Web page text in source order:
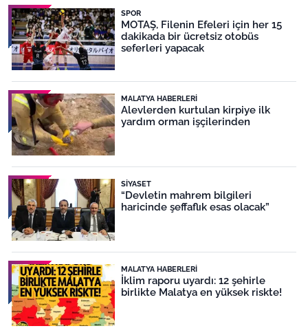
SPOR
MOTAŞ, Filenin Efeleri için her 15
dakikada bir ücretsiz otobüs
seferleri yapacak
MALATYA HABERLERI
Alevlerden kurtulan kirpiye ilk
yardım orman işçilerinden
SIYASET
“Devletin mahrem bilgileri
haricinde şeffaflık esas olacak”
MALATYA HABERLERI
İklim raporu uyardı: 12 şehirle
birlikte Malatya en yüksek riskte!